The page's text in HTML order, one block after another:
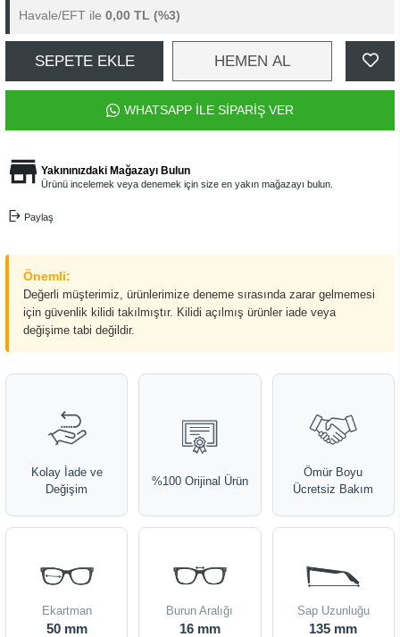
Havale/EFT ile 0,00 TL (%3)
SEPETE EKLE HEMEN AL
WHATSAPP İLE SİPARİŞ VER
Yakınınızdaki Mağazayı Bulun
Ürünü incelemek veya denemek için size en yakın mağazayı bulun.
Paylaş
Önemli:
Değerli müşterimiz, ürünlerimize deneme sırasında zarar gelmemesi
için güvenlik kilidi takılmıştır. Kilidi açılmış ürünler iade veya
değişime tabi değildir.
Kolay İade ve
Değişim
%100 Orijinal Ürün
Ömür Boyu
Ücretsiz Bakım
Ekartman
50 mm
Burun Aralığı
16 mm
Sap Uzunluğu
135 mm